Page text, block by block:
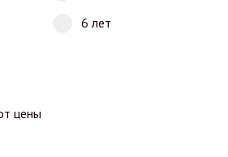
6 лет
цены